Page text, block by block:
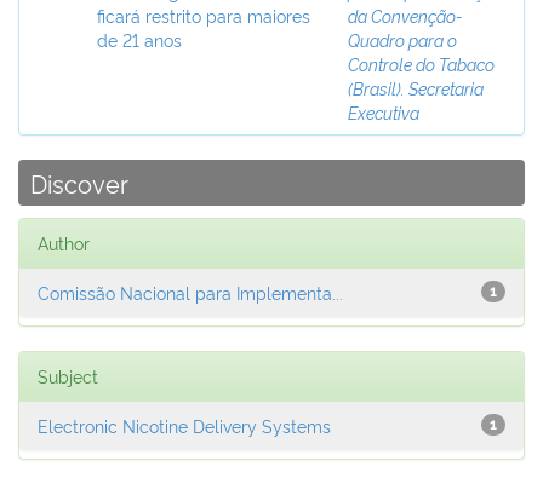
ficará restrito para maiores
de 21 anos
da Convenção-
Quadro para o
Controle do Tabaco
(Brasil). Secretaria
Executiva
Discover
Author
1
Comissão Nacional para Implementa...
Subject
1
Electronic Nicotine Delivery Systems